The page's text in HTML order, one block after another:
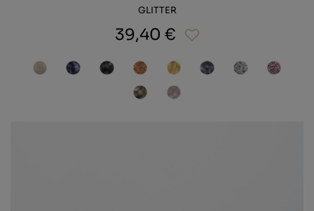
GLITTER
39,40 €